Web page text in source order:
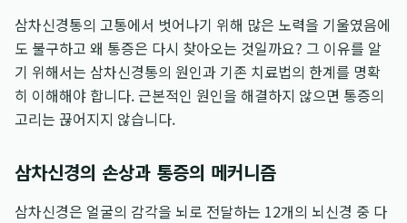
삼차신경통의 고통에서 벗어나기 위해 많은 노력을 기울였음에
도 불구하고 왜 통증은 다시 찾아오는 것일까요? 그 이유를 알
기 위해서는 삼차신경통의 원인과 기존 치료법의 한계를 명확
히 이해해야 합니다. 근본적인 원인을 해결하지 않으면 통증의
고리는 끊어지지 않습니다.
삼차신경의 손상과 통증의 메커니즘
삼차신경은 얼굴의 감각을 뇌로 전달하는 12개의 뇌신경 중 다